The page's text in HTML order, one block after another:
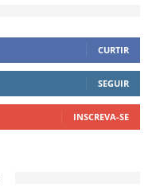
CURTIR
SEGUIR
INSCREVA-SE